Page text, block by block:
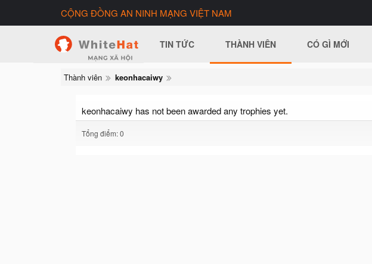
CỘNG ĐỒNG AN NINH MẠNG VIỆT NAM
TIN TỨC THÀNH VIÊN CÓ GÌ MỚI
Thành viên keonhacaiwy
keonhacaiwy has not been awarded any trophies yet.
Tổng điểm: 0